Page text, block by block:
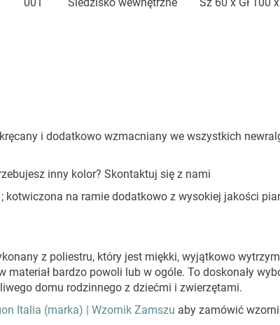
i dodatkowo wzmacniany we wszystkich
inny kolor? Skontaktuj się z nami
na ramie dodatkowo z wysokiej jakości
z poliestru, który jest miękki, wyjątkowo
bardzo powoli lub w ogóle. To doskonały
domu rodzinnego z dziećmi i zwierzętami.
Italia (marka) | Wzornik Zamszu aby zamówić